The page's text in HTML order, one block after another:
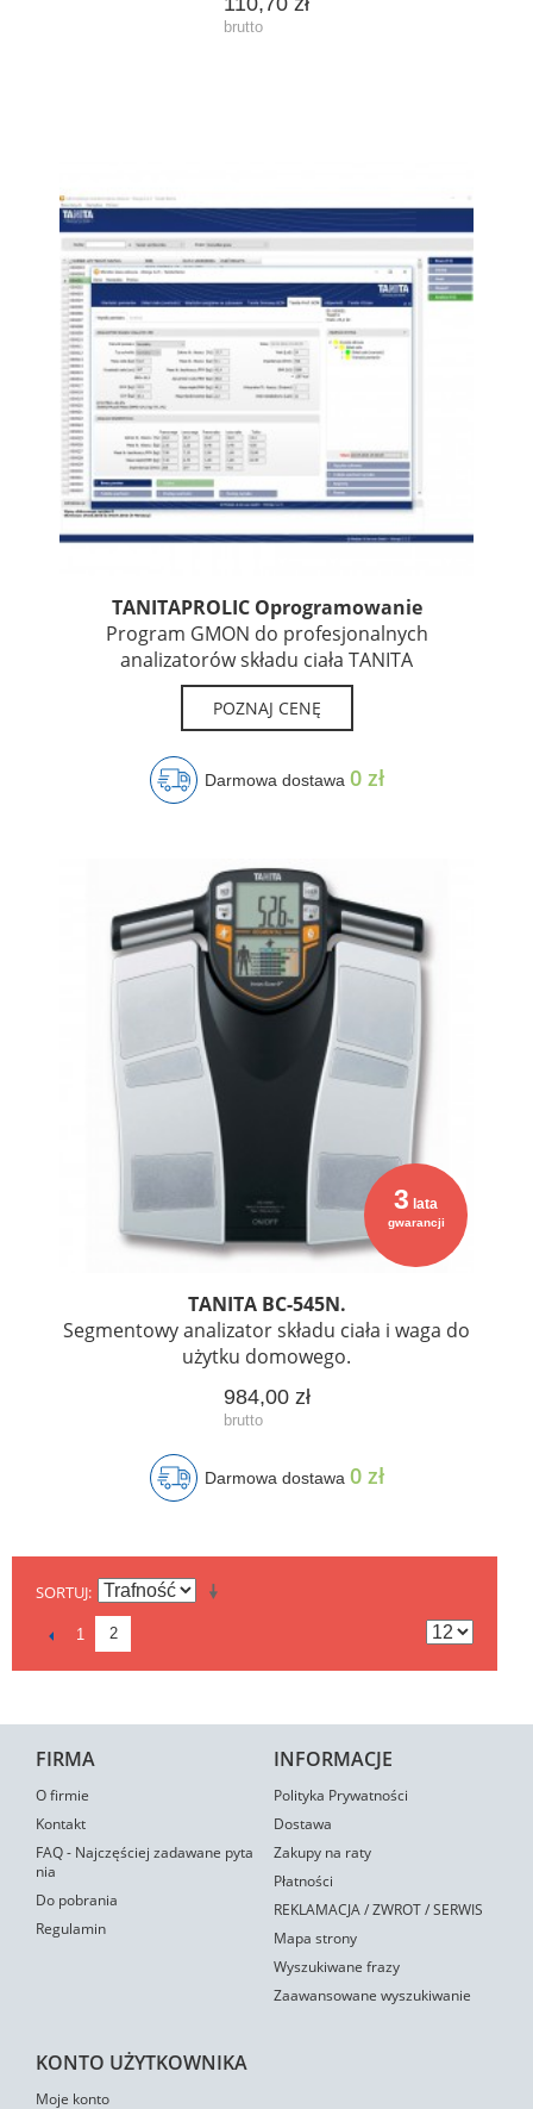
TANITAPROLIC Oprogramowanie
Program GMON do profesjonalnych
analizatorów składu ciała TANITA
POZNAJ CENĘ
Darmowa dostawa 0 zł
3 lata
gwarancji
TANITA BC-545N.
Segmentowy analizator składu ciała i waga do
użytku domowego.
984,00 zł
Darmowa dostawa 0 zł
SORTUJ
1 2
FIRMA
O firmie
Kontakt
FAQ - Najczęściej zadawane pyta
nia
Do pobrania
Regulamin
INFORMACJE
Polityka Prywatności
Dostawa
Zakupy na raty
Płatności
REKLAMACJA / ZWROT / SERWIS
Mapa strony
Wyszukiwane frazy
Zaawansowane wyszukiwanie
KONTO UŻYTKOWNIKA
Moje konto